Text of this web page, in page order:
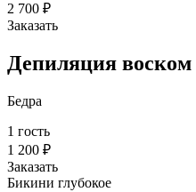
2 700 ₽
Заказать
Депиляция воском
Бедра
1 гость
1 200 ₽
Заказать
Бикини глубокое